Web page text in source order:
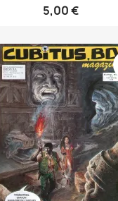
5,00 €